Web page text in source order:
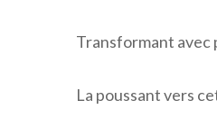
Transformant
La poussant vers